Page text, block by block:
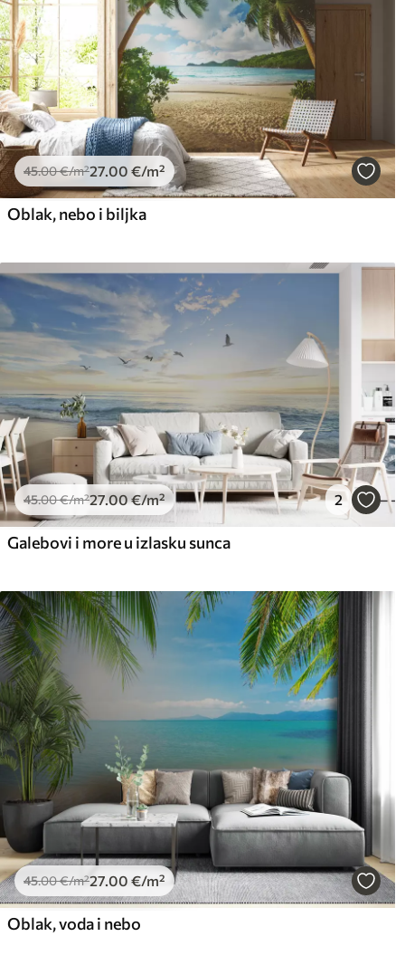
45.00€/m²27.00 €/m²
Oblak, nebo i biljka
45.00€/m²27.00€/m² 2
Galebovi i more u izlasku sunca
45.00€/m²27 .00 €/m²
Oblak, voda i nebo